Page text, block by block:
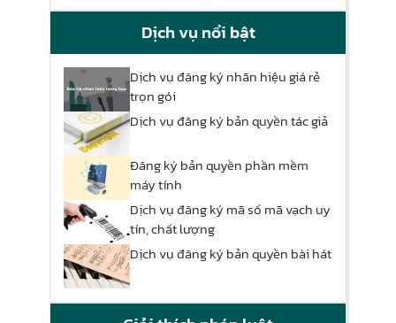
Dịch vụ nổi bật
Dịch vụ đăng ký nhãn hiệu giá rẻ
trọn gói
Dịch vụ đăng ký bản quyền tác giả
Đăng ký bản quyền phần mềm
máy tính
Dịch vụ đăng ký mã số mã vạch uy
tín, chất lượng
Dịch vụ đăng ký bản quyền bài hát